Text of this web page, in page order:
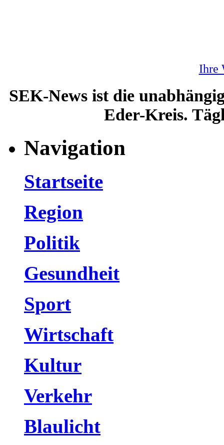
Ihre
SEK-News ist die
Eder-Kreis.
Navigation
Startseite
Region
Politik
Gesundheit
Sport
Wirtschaft
Kultur
Verkehr
Blaulicht